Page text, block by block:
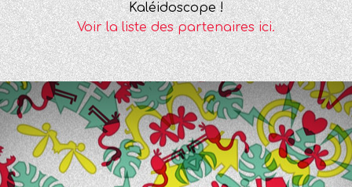
Kaléidoscope !
Voir la liste des partenaires ici.